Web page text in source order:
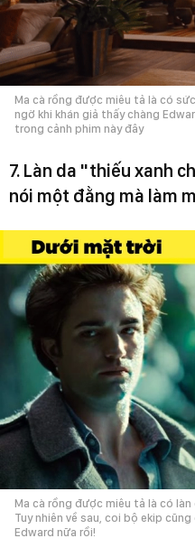
Ma cà rồng được miêu tả là có
ngờ khi khán giả thấy chàng
trong cảnh phim này đây
7. Làn da "thiếu xanh
nói một đằng mà làm
Ma cà rồng được miêu tả là có
Tuy nhiên về sau, coi bộ ekip
Edward nữa rồi!